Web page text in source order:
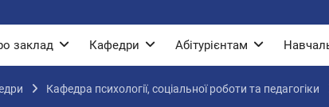
заклад Кафедри Абітурієнтам
Кафедра психології, соціальної роботи та педагогіки